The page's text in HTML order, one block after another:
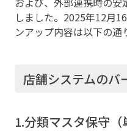
しました。2025年12月
ンアップ内容は以下の通
店舗システムのバ
1.分類マスタ保守（